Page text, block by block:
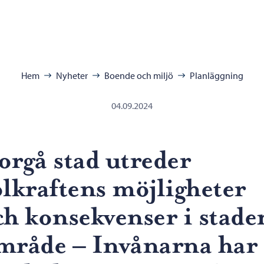
Hem Nyheter Boende och miljö Planläggning
04.09.2024
stad utreder
möjligheter
konsekvenser i
– Invånarna har